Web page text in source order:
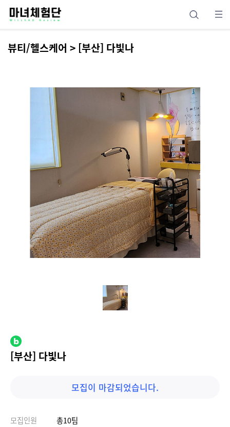
뷰티/헬스케어 > [부산] 다빛나
[부산] 다빛나
모집이 마감되었습니다.
모집인원 총10팀